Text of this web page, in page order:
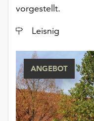
Einstellungen
über
die
Schaltfläche
„Auswählen“.
Weitere
Informationen
finden
Sie
vorgestellt.
Ort
Leisnig
ANGEBOT